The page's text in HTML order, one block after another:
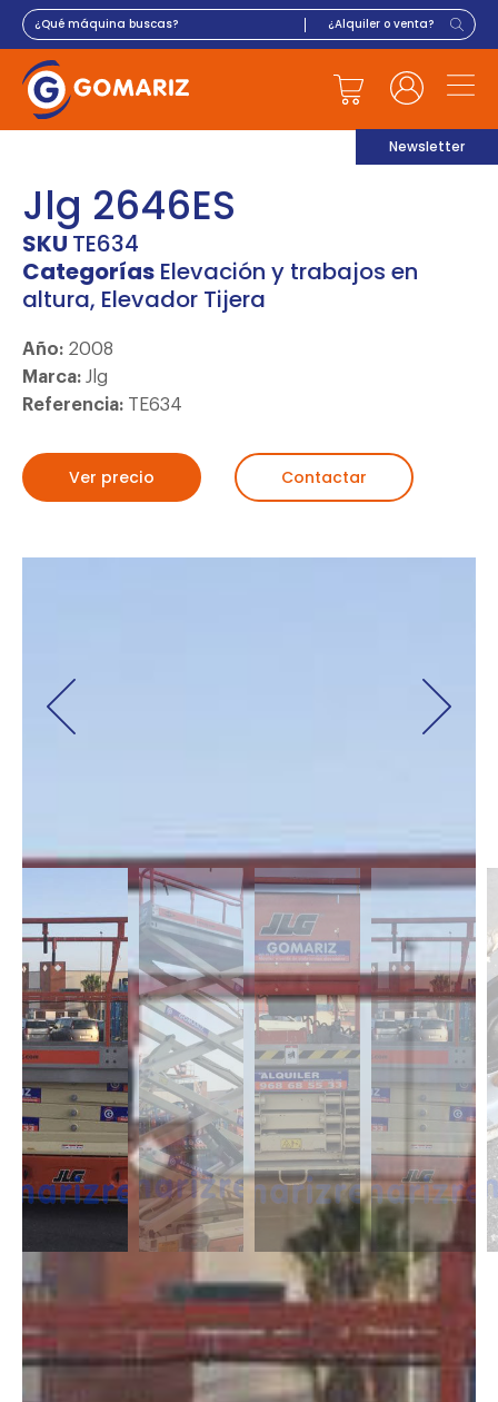
Newsletter
Jlg 2646ES
SKU TE634
Categorías Elevación y trabajos en
altura, Elevador Tijera
Año: 2008
Marca: Jlg
Referencia: TE634
Ver precio Contactar
DESCRIPCIÓN
Las Tijeras Eléctricas están diseñadas para trabajar en interior, alcanzan